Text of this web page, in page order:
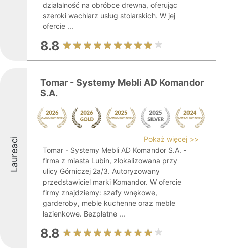
działalność na obróbce drewna, oferując
szeroki wachlarz usług stolarskich. W jej
ofercie ...
8.8
Laureaci
Tomar - Systemy Mebli AD Komandor
S.A.
Pokaż więcej >>
Tomar - Systemy Mebli AD Komandor S.A. -
firma z miasta Lubin, zlokalizowana przy
ulicy Górniczej 2a/3. Autoryzowany
przedstawiciel marki Komandor. W ofercie
firmy znajdziemy: szafy wnękowe,
garderoby, meble kuchenne oraz meble
łazienkowe. Bezpłatne ...
8.8